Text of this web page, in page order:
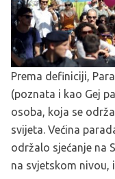
Prema definiciji,
(poznata i kao Gej
osoba, koja se
svijeta. Većina
održalo sjećanje na
na svjetskom nivou,